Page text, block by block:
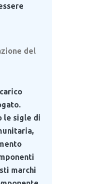
del
le sigle di
marchi